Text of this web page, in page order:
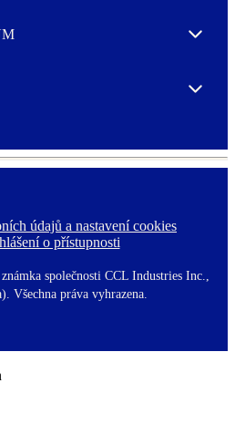
Expand
Expand
F
o
t
e
údajů a nastavení cookies
o přístupnosti
společnosti CCL Industries Inc.,
Všechna práva vyhrazena.